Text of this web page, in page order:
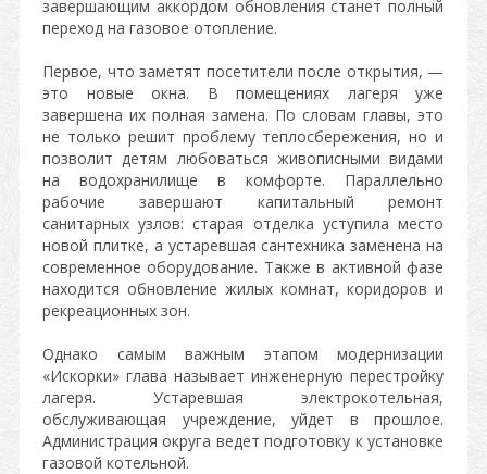
завершающим аккордом обновления станет полный
переход на газовое отопление.
Первое, что заметят посетители после открытия, —
это новые окна. В помещениях лагеря уже
завершена их полная замена. По словам главы, это
не только решит проблему теплосбережения, но и
позволит детям любоваться живописными видами
на водохранилище в комфорте. Параллельно
рабочие завершают капитальный ремонт
санитарных узлов: старая отделка уступила место
новой плитке, а устаревшая сантехника заменена на
современное оборудование. Также в активной фазе
находится обновление жилых комнат, коридоров и
рекреационных зон.
Однако самым важным этапом модернизации
«Искорки» глава называет инженерную перестройку
лагеря. Устаревшая электрокотельная,
обслуживающая учреждение, уйдет в прошлое.
Администрация округа ведет подготовку к установке
газовой котельной.